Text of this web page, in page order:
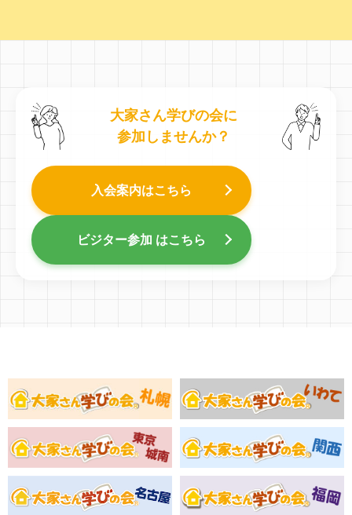
大家さん学びの会に
参加しませんか？
入会案内はこちら
ビジター参加 はこちら